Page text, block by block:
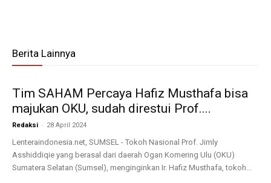
Berita Lainnya
Tim SAHAM Percaya Hafiz Musthafa bisa
majukan OKU, sudah direstui Prof....
Redaksi - 28 April 2024
Lenteraindonesia.net, SUMSEL - Tokoh Nasional Prof. Jimly
Asshiddiqie yang berasal dari daerah Ogan Komering Ulu (OKU)
Sumatera Selatan (Sumsel), menginginkan Ir. Hafiz Musthafa, tokoh...